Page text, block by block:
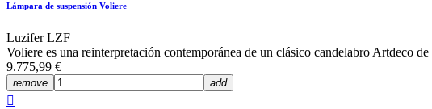
Lámpara de suspensión Voliere
Luzifer LZF
Voliere es una reinterpretación contemporánea de un clásico candelabro Artdeco
9.775,99 €
remove add
